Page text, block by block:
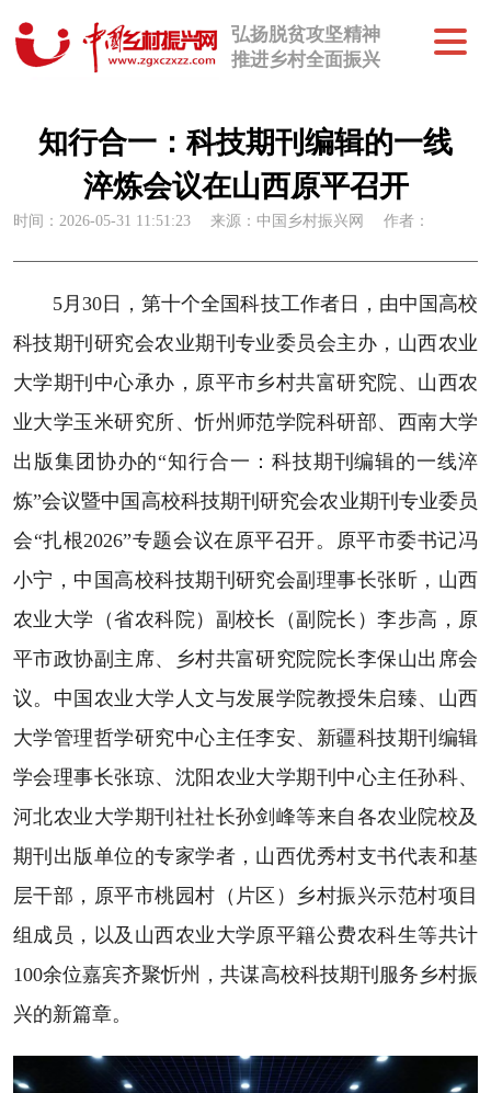
弘扬脱贫攻坚精神
推进乡村全面振兴
知行合一：科技期刊编辑的一线
淬炼会议在山西原平召开
时间：2026-05-31 11:51:23 来源：中国乡村振兴网 作者：
5月30日，第十个全国科技工作者日，由中国高校
科技期刊研究会农业期刊专业委员会主办，山西农业
大学期刊中心承办，原平市乡村共富研究院、山西农
业大学玉米研究所、忻州师范学院科研部、西南大学
出版集团协办的“知行合一：科技期刊编辑的一线淬
炼”会议暨中国高校科技期刊研究会农业期刊专业委员
会“扎根2026”专题会议在原平召开。原平市委书记冯
小宁，中国高校科技期刊研究会副理事长张昕，山西
农业大学（省农科院）副校长（副院长）李步高，原
平市政协副主席、乡村共富研究院院长李保山出席会
议。中国农业大学人文与发展学院教授朱启臻、山西
大学管理哲学研究中心主任李安、新疆科技期刊编辑
学会理事长张琼、沈阳农业大学期刊中心主任孙科、
河北农业大学期刊社社长孙剑峰等来自各农业院校及
期刊出版单位的专家学者，山西优秀村支书代表和基
层干部，原平市桃园村（片区）乡村振兴示范村项目
组成员，以及山西农业大学原平籍公费农科生等共计
100余位嘉宾齐聚忻州，共谋高校科技期刊服务乡村振
兴的新篇章。